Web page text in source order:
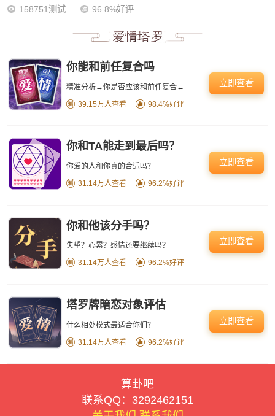
158751测试 96.8%好评
立即查看
你能和前任复合吗
精准分析→你是否应该和前任复合←
39.15万人查看
98.4%好评
立即查看
你和TA能走到最后吗？
你爱的人和你真的合适吗？
31.14万人查看
96.2%好评
立即查看
你和他该分手吗？
失望？心累？感情还要继续吗？
31.14万人查看
96.2%好评
立即查看
塔罗牌暗恋对象评估
什么相处模式最适合你们？
31.14万人查看
96.2%好评
算卦吧
联系QQ：3292462151